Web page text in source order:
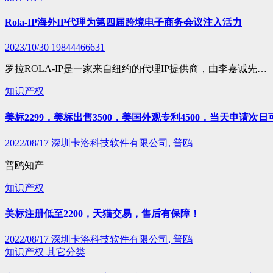
Rola-IP海外IP代理为第四届跨境电子商务会议注入活力
2023/10/30 19844466631
罗拉ROLA-IP是一家来自纽约的代理IP提供商，由李嘉诚先…
知识产权
美标2299，美标出售3500，美国外观专利4500，当天申请次日
2022/08/17 深圳卡洛科技软件有限公司, 普鸥
普鸥知产
知识产权
美标注册低至2200，天猫交易，售后有保障！
2022/08/17 深圳卡洛科技软件有限公司, 普鸥
知识产权 其它分类